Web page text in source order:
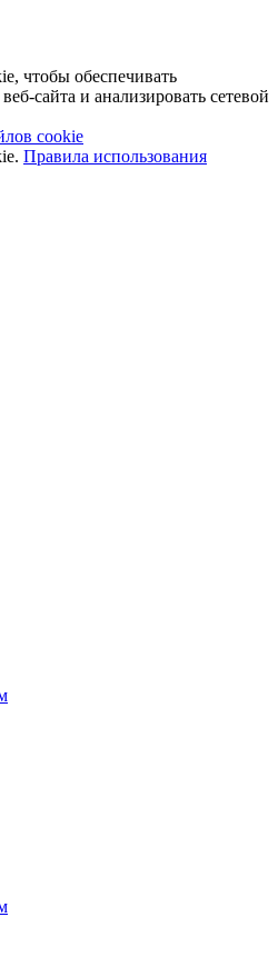
чтобы обеспечивать
сайта и анализировать сетевой
cookie
Правила использования